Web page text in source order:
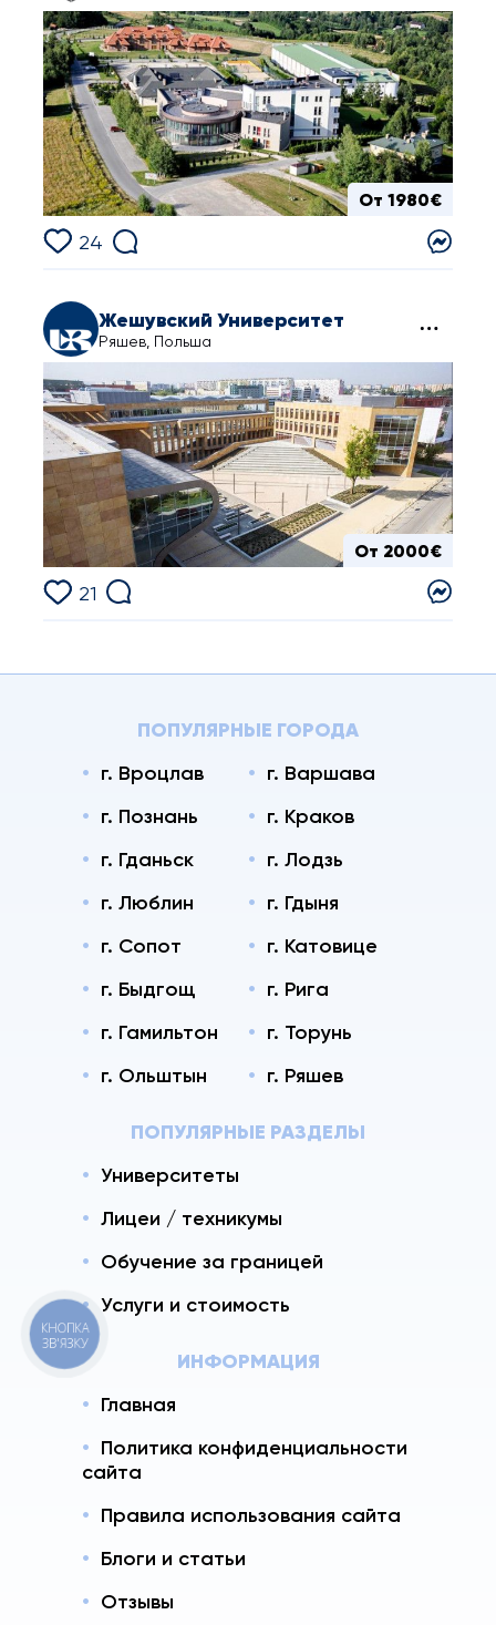
От 1980€
24
Жешувский Университет
Ряшев, Польша
От 2000€
21
ПОПУЛЯРНЫЕ ГОРОДА
г. Вроцлав
г. Варшава
г. Познань
г. Краков
г. Гданьск
г. Лодзь
г. Люблин
г. Гдыня
г. Сопот
г. Катовице
г. Быдгощ
г. Рига
г. Гамильтон
г. Торунь
г. Ольштын
г. Ряшев
ПОПУЛЯРНЫЕ РАЗДЕЛЫ
Университеты
Лицеи / техникумы
Обучение за границей
Услуги и стоимость
ИНФОРМАЦИЯ
Главная
Политика конфиденциальности
сайта
Правила использования сайта
Блоги и статьи
Отзывы
КНОПКА
ЗВ'ЯЗКУ